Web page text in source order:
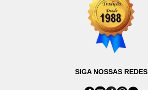
SIGA NOSSAS REDES